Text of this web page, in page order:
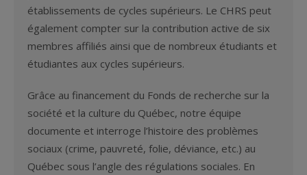
établissements de cycles supérieurs. Le CHRS peut
également compter sur la contribution active de six
membres affiliés ainsi que de nombreux étudiants et
étudiantes aux cycles supérieurs.
Grâce au financement du Fonds de recherche sur la
société et la culture du Québec, notre équipe
documente et interroge l’histoire des problèmes
sociaux (crime, pauvreté, folie, déviance, etc.) au
Québec sous l’angle des régulations sociales. En